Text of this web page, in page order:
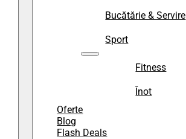
Bucătărie & Servire
Sport
Fitness
Înot
Oferte
Blog
Flash Deals